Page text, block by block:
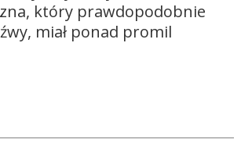
który prawdopodobnie
miał ponad promil